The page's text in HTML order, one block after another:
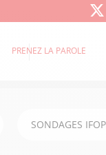
PRENEZ LA PAROLE
SONDAGES